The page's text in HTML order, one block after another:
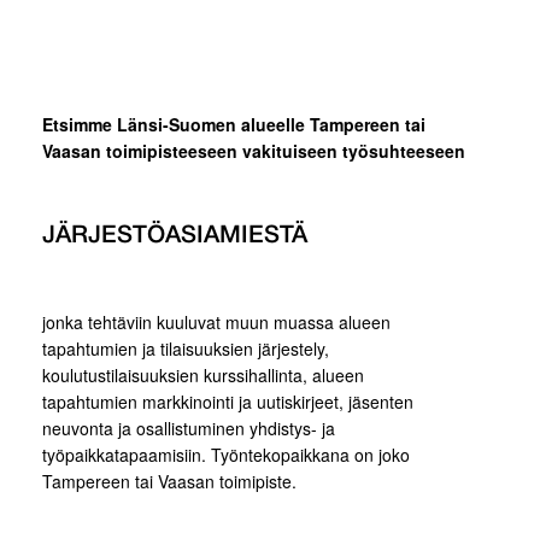
Etsimme Länsi-Suomen alueelle Tampereen tai
Vaasan toimipisteeseen vakituiseen työsuhteeseen
JÄRJESTÖASIAMIESTÄ
jonka tehtäviin kuuluvat muun muassa alueen
tapahtumien ja tilaisuuksien järjestely,
koulutustilaisuuksien kurssihallinta, alueen
tapahtumien markkinointi ja uutiskirjeet, jäsenten
neuvonta ja osallistuminen yhdistys- ja
työpaikkatapaamisiin. Työntekopaikkana on joko
Tampereen tai Vaasan toimipiste.